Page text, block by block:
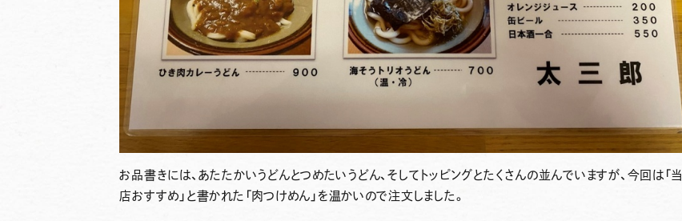
お品書きには、あたたかいうどんとつめたいうどん、そしてトッピングとたくさんの並んでいますが、今回は「当
店おすすめ」と書かれた 「肉つけめん」 を温かいので注文しました。